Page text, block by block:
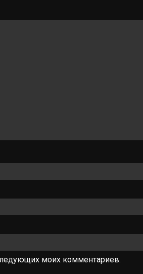
моих комментариев.